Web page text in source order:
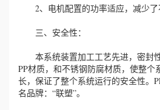
2、电机配置的功率适应，减少了
三、安全性：
本系统装置加工工艺先进，密封
PP材质，和不锈钢防腐材质，使整个
长，保证了整个系统运行的安全性。
名品牌：“联塑”。